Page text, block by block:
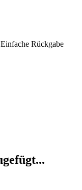
Einfache Rückgabe